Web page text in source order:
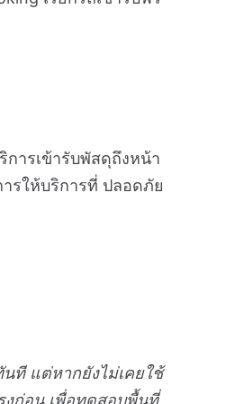
ารเข้ารับพัสดุถึงหน้า
รให้บริการที่ ปลอดภัย
ที แต่หากยังไม่เคยใช้
งก่อน เพื่อทดสอบพื้นที่